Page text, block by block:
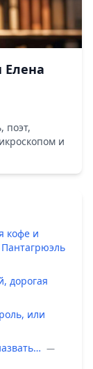
Елена
поэт,
и
кофе и
дорогая
или
—